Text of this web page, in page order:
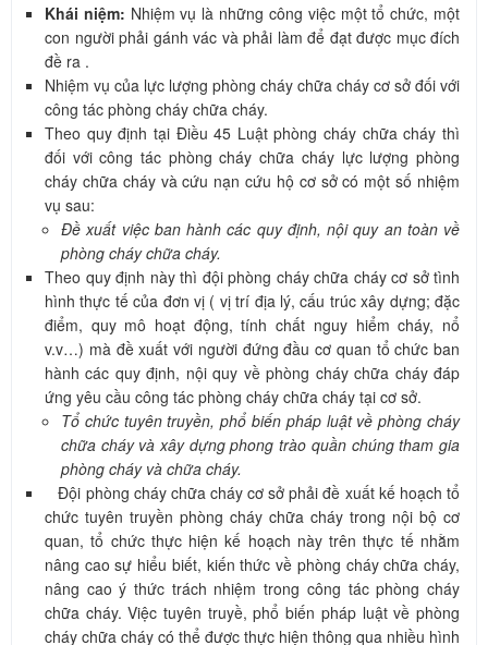
Khái niệm: Nhiệm vụ là những công việc một tổ chức, một
con người phải gánh vác và phải làm để đạt được mục đích
đề ra .
Nhiệm vụ của lực lượng phòng cháy chữa cháy cơ sở đối với
công tác phòng cháy chữa cháy.
Theo quy định tại Điều 45 Luật phòng cháy chữa cháy thì
đối với công tác phòng cháy chữa cháy lực lượng phòng
cháy chữa cháy và cứu nạn cứu hộ cơ sở có một số nhiệm
vụ sau:
Đề xuất việc ban hành các quy định, nội quy an toàn về
phòng cháy chữa cháy.
Theo quy định này thì đội phòng cháy chữa cháy cơ sở tình
hình thực tế của đơn vị ( vị trí địa lý, cấu trúc xây dựng; đặc
điểm, quy mô hoạt động, tính chất nguy hiểm cháy, nổ
v.v…) mà đề xuất với người đứng đầu cơ quan tổ chức ban
hành các quy định, nội quy về phòng cháy chữa cháy đáp
ứng yêu cầu công tác phòng cháy chữa cháy tại cơ sở.
Tổ chức tuyên truyền, phổ biến pháp luật về phòng cháy
chữa cháy và xây dựng phong trào quần chúng tham gia
phòng cháy và chữa cháy.
Đội phòng cháy chữa cháy cơ sở phải đề xuất kế hoạch tổ
chức tuyên truyền phòng cháy chữa cháy trong nội bộ cơ
quan, tổ chức thực hiện kế hoạch này trên thực tế nhằm
nâng cao sự hiểu biết, kiến thức về phòng cháy chữa cháy,
nâng cao ý thức trách nhiệm trong công tác phòng cháy
chữa cháy. Việc tuyên truyề, phổ biến pháp luật về phòng
cháy chữa cháy có thể được thực hiện thông qua nhiều hình